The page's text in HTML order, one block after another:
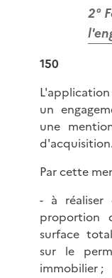
2°
150
un
une
d'acquisition.
Par cette
- à réaliser
proportion
surface
sur le
immobilier ;